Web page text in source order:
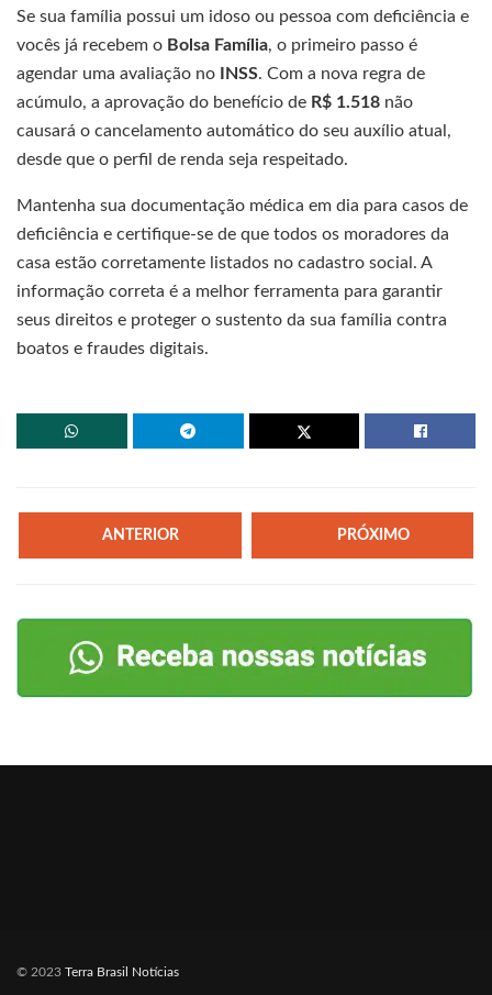
Se sua família possui um idoso ou pessoa com deficiência e
vocês já recebem o Bolsa Família, o primeiro passo é
agendar uma avaliação no INSS. Com a nova regra de
acúmulo, a aprovação do benefício de R$ 1.518 não
causará o cancelamento automático do seu auxílio atual,
desde que o perfil de renda seja respeitado.
Mantenha sua documentação médica em dia para casos de
deficiência e certifique-se de que todos os moradores da
casa estão corretamente listados no cadastro social. A
informação correta é a melhor ferramenta para garantir
seus direitos e proteger o sustento da sua família contra
boatos e fraudes digitais.
ANTERIOR PRÓXIMO
© 2023 Terra Brasil Notícias